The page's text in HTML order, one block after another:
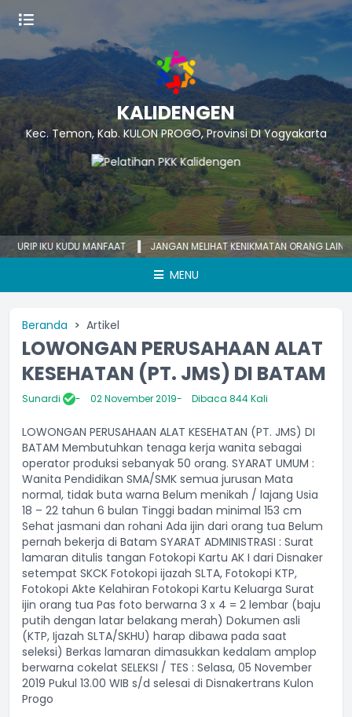
KALIDENGEN
Kec. Temon, Kab. KULON PROGO, Provinsi DI Yogyakarta
IKU KUDU MANFAAT JANGAN MELIHAT KENIKMATAN ORANG LAIN
MENU
Beranda Artikel
LOWONGAN PERUSAHAAN ALAT
KESEHATAN (PT. JMS) DI BATAM
Sunardi 02 November 2019 Dibaca 844 Kali
LOWONGAN PERUSAHAAN ALAT KESEHATAN (PT. JMS) DI
BATAM Membutuhkan tenaga kerja wanita sebagai
operator produksi sebanyak 50 orang. SYARAT UMUM :
Wanita Pendidikan SMA/SMK semua jurusan Mata
normal, tidak buta warna Belum menikah / lajang Usia
18 – 22 tahun 6 bulan Tinggi badan minimal 153 cm
Sehat jasmani dan rohani Ada ijin dari orang tua Belum
pernah bekerja di Batam SYARAT ADMINISTRASI : Surat
lamaran ditulis tangan Fotokopi Kartu AK I dari Disnaker
setempat SKCK Fotokopi ijazah SLTA, Fotokopi KTP,
Fotokopi Akte Kelahiran Fotokopi Kartu Keluarga Surat
ijin orang tua Pas foto berwarna 3 x 4 = 2 lembar (baju
putih dengan latar belakang merah) Dokumen asli
(KTP, Ijazah SLTA/SKHU) harap dibawa pada saat
seleksi) Berkas lamaran dimasukkan kedalam amplop
berwarna cokelat SELEKSI / TES : Selasa, 05 November
2019 Pukul 13.00 WIB s/d selesai di Disnakertrans Kulon
Progo